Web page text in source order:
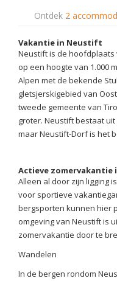
Ontdek 2
Vakantie in Neustift
Neustift is de hoofdplaats
op een hoogte van 1.000
Alpen met de bekende
gletsjerskigebied van
tweede gemeente van
groter. Neustift bestaat
maar Neustift-Dorf is het
Actieve
Alleen al door zijn ligging
voor sportieve
bergsporten kunnen hier
omgeving van Neustift is
zomervakantie door te
Wandelen
In de bergen rondom